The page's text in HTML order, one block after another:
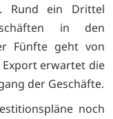
Rund ein Drittel
in den
Fünfte geht von
Export erwartet die
der Geschäfte.
noch